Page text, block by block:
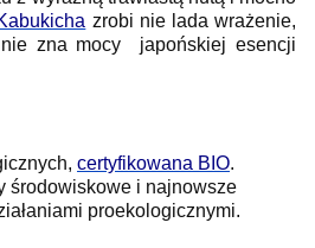
zrobi nie lada wrażenie,
zna mocy japońskiej esencji
certyfikowana BIO.
środowiskowe i najnowsze
proekologicznymi.